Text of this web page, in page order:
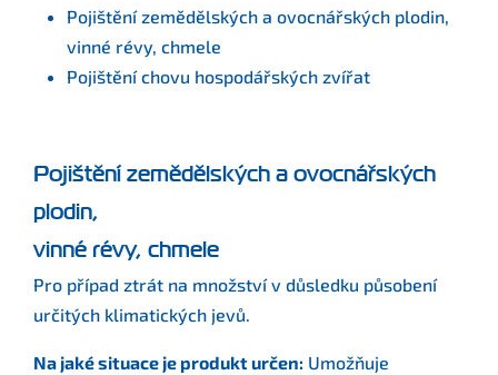
Pojištění zemědělských a ovocnářských plodin,
vinné révy, chmele
Pojištění chovu hospodářských zvířat
Pojištění zemědělských a ovocnářských
plodin,
vinné révy, chmele
Pro případ ztrát na množství v důsledku působení
určitých klimatických jevů.
Na jaké situace je produkt určen: Umožňuje